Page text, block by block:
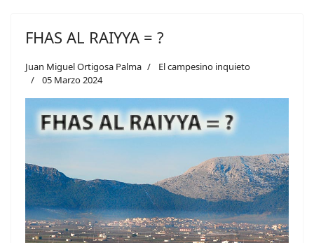
FHAS AL RAIYYA = ?
Juan Miguel Ortigosa Palma
El campesino inquieto
05 Marzo 2024